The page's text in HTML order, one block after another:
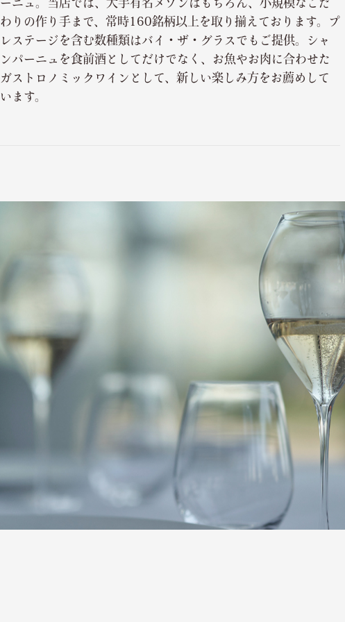
ーニュ。当店では、大手有名メゾンはもちろん、小規模なこだ
わりの作り手まで、常時160銘柄以上を取り揃えております。プ
レステージを含む数種類はバイ・ザ・グラスでもご提供。シャ
ンパーニュを食前酒としてだけでなく、お魚やお肉に合わせた
ガストロノミックワインとして、新しい楽しみ方をお薦めして
います。